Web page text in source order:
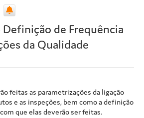
Definição de Frequência
da Qualidade
feitas as parametrizações da ligação
e as inspeções, bem como a definição
que elas deverão ser feitas.